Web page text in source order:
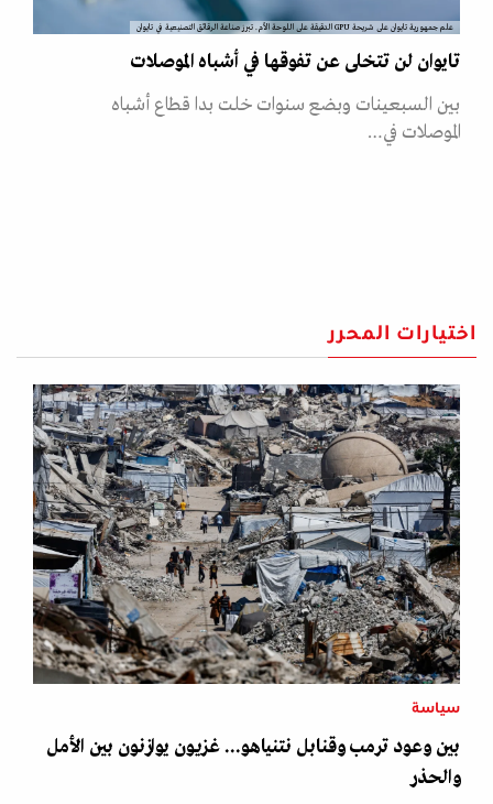
علم جمهورية تايوان على شريحة GPU الدقيقة على اللوحة الأم. تبرز صناعة الرقائق التصنيعية في تايوان
تايوان لن تتخلى عن تفوقها في أشباه الموصلات
بين السبعينات وبضع سنوات خلت بدا قطاع أشباه
الموصلات في…
اختيارات المحرر
سياسة
بين وعود ترمب وقنابل نتنياهو... غزيون يوازنون بين الأمل
والحذر